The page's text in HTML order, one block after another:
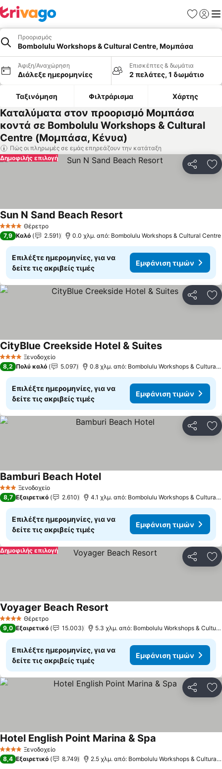
Προορισμός
Bombolulu Workshops & Cultural Centre, Μομπάσα
Άφιξη/Αναχώρηση
Διάλεξε ημερομηνίες
Επισκέπτες & δωμάτια
2 πελάτες, 1 δωμάτιο
Ταξινόμηση Φιλτράρισμα Χάρτης
Καταλύματα στον προορισμό Μομπάσα
κοντά σε Bombolulu Workshops & Cultural
Centre (Μομπάσα, Κένυα)
Πώς οι πληρωμές σε εμάς επηρεάζουν την κατάταξη
Δημοφιλής επιλογή
4 ΑστέριαΘέρετρο
Sun N Sand Beach Resort
7,9 Καλό 2.591 0.0 χλμ. από: Bombolulu Workshops & Cultural Centre
Επιλέξτε ημερομηνίες, για να
δείτε τις ακριβείς τιμές
Εμφάνιση τιμών
4 ΑστέριαΞενοδοχείο
CityBlue Creekside Hotel & Suites
8,2 Πολύ καλό 5.097 0.8 χλμ. από: Bombolulu Workshops & Cultural Centre
Επιλέξτε ημερομηνίες, για να
δείτε τις ακριβείς τιμές
Εμφάνιση τιμών
3 ΑστέριαΞενοδοχείο
Bamburi Beach Hotel
8,7 Εξαιρετικό 2.610 4.1 χλμ. από: Bombolulu Workshops & Cultural Centre
Επιλέξτε ημερομηνίες, για να
δείτε τις ακριβείς τιμές
Εμφάνιση τιμών
Δημοφιλής επιλογή
4 ΑστέριαΘέρετρο
Voyager Beach Resort
9,0 Εξαιρετικό 15.003 5.3 χλμ. από: Bombolulu Workshops & Cultural Centre
Επιλέξτε ημερομηνίες, για να
δείτε τις ακριβείς τιμές
Εμφάνιση τιμών
4 ΑστέριαΞενοδοχείο
Hotel English Point Marina & Spa
8,4 Εξαιρετικό 8.749 2.5 χλμ. από: Bombolulu Workshops & Cultural Centre